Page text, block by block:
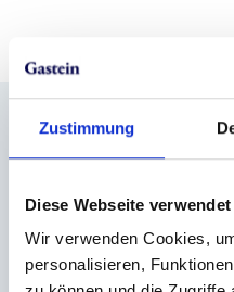
Zustimmung
Diese Webseite
Wir verwenden Cookies,
personalisieren,
Info &
+43 6432 3393 560
https://
z/detail/infrastruktur/kur-